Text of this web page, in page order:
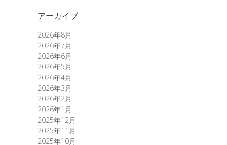
アーカイブ
2026年8月
2026年7月
2026年6月
2026年5月
2026年4月
2026年3月
2026年2月
2026年1月
2025年12月
2025年11月
2025年10月